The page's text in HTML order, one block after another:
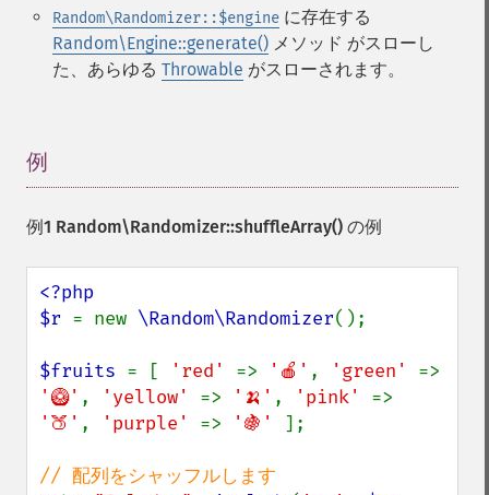
Random\Randomizer::$engine に存在する
Random\Engine::generate() メソッド がスローし
た、あらゆる Throwable がスローされます。
例
例1 Random\Randomizer::shuffleArray() の例
<?php
$r = new \Random\Randomizer();
$fruits = [ 'red' => '🍎' , 'green'
'🥝' , 'yellow' => '🍌' , 'pink'
'🍑' , 'purple' => '🍇' ];